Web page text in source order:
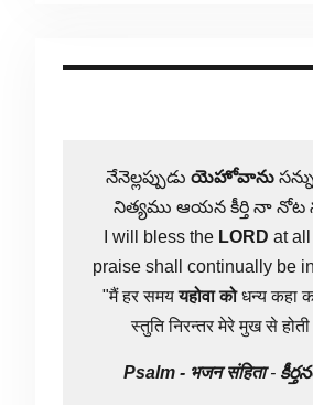
నేనెల్లప్పుడుయెహోవాను
నిత్యము ఆయన కీర్తి నా నోట
I will bless the LORD at
praise shall continually be
"मैं हर समययहोवा कोधन्य कहा
स्तुति निरन्तर मेरे मुख से
Psalm - भजन संहिता-